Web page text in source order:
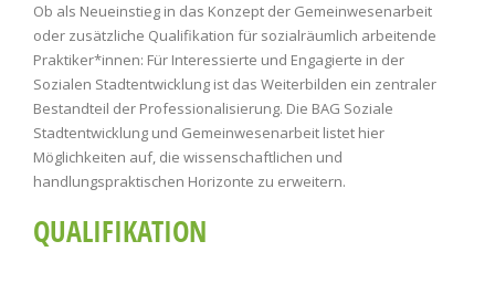
Ob als Neueinstieg in das Konzept der Gemeinwesenarbeit
oder zusätzliche Qualifikation für sozialräumlich arbeitende
Praktiker*innen: Für Interessierte und Engagierte in der
Sozialen Stadtentwicklung ist das Weiterbilden ein zentraler
Bestandteil der Professionalisierung. Die BAG Soziale
Stadtentwicklung und Gemeinwesenarbeit listet hier
Möglichkeiten auf, die wissenschaftlichen und
handlungspraktischen Horizonte zu erweitern.
QUALIFIKATION